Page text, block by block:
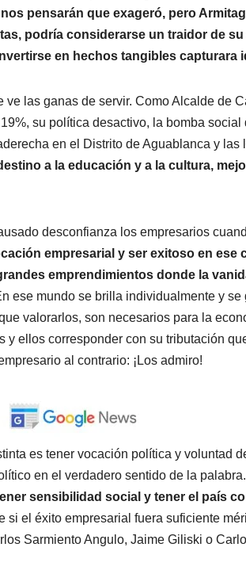
pensarán que exageró, pero
podría considerarse un traidor de
en hechos tangibles capturara
ve las ganas de servir. Como Alcalde de
su política desactivo, la bomba
en el Distrito de Aguablanca y las
a la educación y a la cultura,
desconfianza los empresarios
empresarial y ser exitoso en ese
emprendimientos donde la
ese mundo se brilla individualmente y
valorarlos, son necesarios para la
y ellos corresponder con su tributación
al contrario: ¡Los admiro!
es tener vocación política y voluntad
en el verdadero sentido de la palabra.
sensibilidad social y tener el país
si el éxito empresarial fuera suficiente
Sarmiento Angulo, Jaime Giliski o